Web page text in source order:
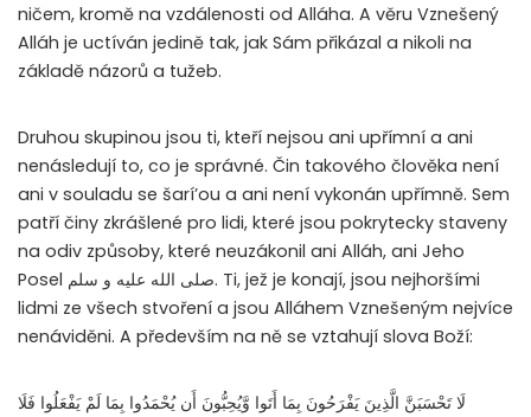
ničem, kromě na vzdálenosti od Alláha. A věru Vznešený
Alláh je uctíván jedině tak, jak Sám přikázal a nikoli na
základě názorů a tužeb.
Druhou skupinou jsou ti, kteří nejsou ani upřímní a ani
nenásledují to, co je správné. Čin takového člověka není
ani v souladu se šarí’ou a ani není vykonán upřímně. Sem
patří činy zkrášlené pro lidi, které jsou pokrytecky staveny
na odiv způsoby, které neuzákonil ani Alláh, ani Jeho
Posel صلى الله عليه و سلم. Ti, jež je konají, jsou nejhoršími
lidmi ze všech stvoření a jsou Alláhem Vznešeným nejvíce
nenáviděni. A především na ně se vztahují slova Boží:
لَا تَحْسَبَنَّ الَّذِينَ يَفْرَحُونَ بِمَا أَتَوا وَّيُحِبُّونَ أَن يُحْمَدُوا بِمَا لَمْ يَفْعَلُوا فَلَا